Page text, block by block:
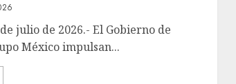
julio de 2026.- El Gobierno de
México impulsan...